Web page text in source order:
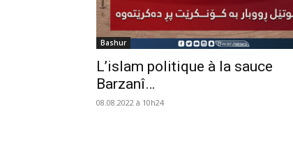
Bashur
L’islam politique à la sauce
Barzanî…
08.08.2022 à 10h24